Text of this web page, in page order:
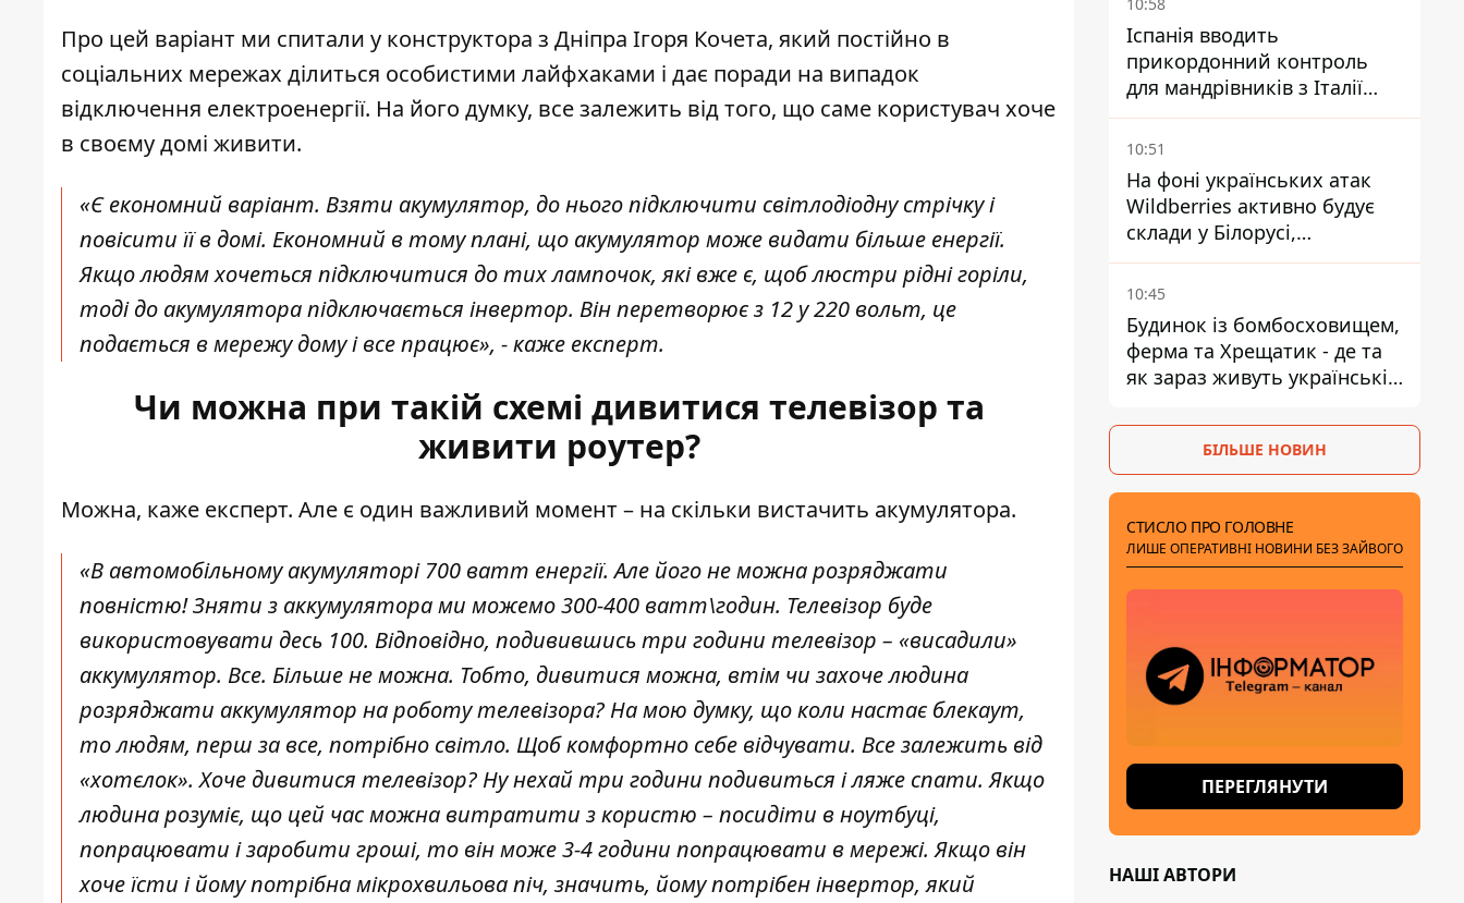
Про цей варіант ми спитали у конструктора з Дніпра Ігоря Кочета, який постійно в
соціальних мережах ділиться особистими лайфхаками і дає поради на випадок
відключення електроенергії. На його думку, все залежить від того, що саме користувач хоче
в своєму домі живити.
«Є економний варіант. Взяти акумулятор, до нього підключити світлодіодну стрічку і
повісити її в домі. Економний в тому плані, що акумулятор може видати більше енергії.
Якщо людям хочеться підключитися до тих лампочок, які вже є, щоб люстри рідні горіли,
тоді до акумулятора підключається інвертор. Він перетворює з 12 у 220 вольт, це
подається в мережу дому і все працює», - каже експерт.
Чи можна при такій схемі дивитися телевізор та
живити роутер?
Можна, каже експерт. Але є один важливий момент – на скільки вистачить акумулятора.
«В автомобільному акумуляторі 700 ватт енергії. Але його не можна розряджати
повністю! Зняти з аккумулятора ми можемо 300-400 ватт\годин. Телевізор буде
використовувати десь 100. Відповідно, подивившись три години телевізор – «висадили»
аккумулятор. Все. Більше не можна. Тобто, дивитися можна, втім чи захоче людина
розряджати аккумулятор на роботу телевізора? На мою думку, що коли настає блекаут,
то людям, перш за все, потрібно світло. Щоб комфортно себе відчувати. Все залежить від
«хотєлок». Хоче дивитися телевізор? Ну нехай три години подивиться і ляже спати. Якщо
людина розуміє, що цей час можна витратити з користю – посидіти в ноутбуці,
попрацювати і заробити гроші, то він може 3-4 години попрацювати в мережі. Якщо він
хоче їсти і йому потрібна мікрохвильова піч, значить, йому потрібен інвертор, який
Іспанія вводить
прикордонний контроль
для мандрівників з Італії
через міграційний конфлікт
10:51
На фоні українських атак
Wildberries активно будує
склади у Білорусі,
Казахстані, Узбекистані
10:45
Будинок із бомбосховищем,
ферма та Хрещатик - де та
як зараз живуть українські
БІЛЬШЕ НОВИН
СТИСЛО ПРО ГОЛОВНЕ
ЛИШЕ ОПЕРАТИВНІ НОВИНИ БЕЗ ЗАЙВОГО
ПЕРЕГЛЯНУТИ
НАШІ АВТОРИ